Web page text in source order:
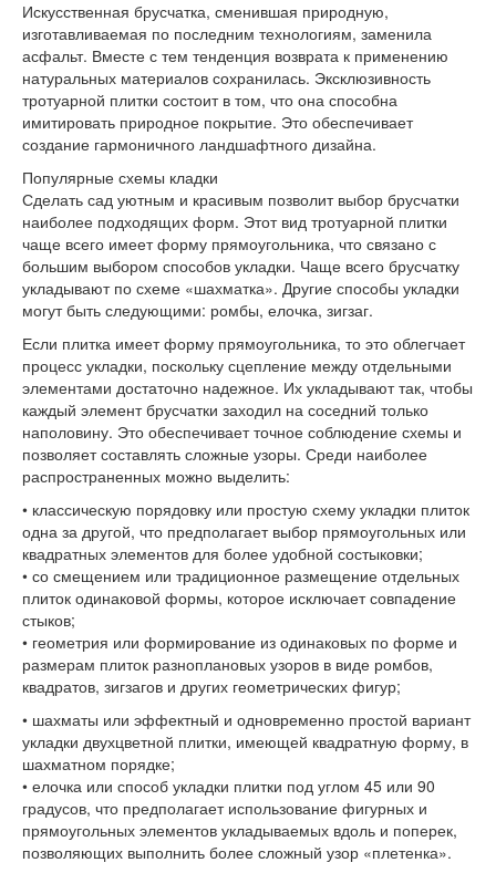
Искусственная брусчатка, сменившая природную,
изготавливаемая по последним технологиям, заменила
асфальт. Вместе с тем тенденция возврата к применению
натуральных материалов сохранилась. Эксклюзивность
тротуарной плитки состоит в том, что она способна
имитировать природное покрытие. Это обеспечивает
создание гармоничного ландшафтного дизайна.
Популярные схемы кладки
Сделать сад уютным и красивым позволит выбор брусчатки
наиболее подходящих форм. Этот вид тротуарной плитки
чаще всего имеет форму прямоугольника, что связано с
большим выбором способов укладки. Чаще всего брусчатку
укладывают по схеме «шахматка». Другие способы укладки
могут быть следующими: ромбы, елочка, зигзаг.
Если плитка имеет форму прямоугольника, то это облегчает
процесс укладки, поскольку сцепление между отдельными
элементами достаточно надежное. Их укладывают так, чтобы
каждый элемент брусчатки заходил на соседний только
наполовину. Это обеспечивает точное соблюдение схемы и
позволяет составлять сложные узоры. Среди наиболее
распространенных можно выделить:
• классическую порядовку или простую схему укладки плиток
одна за другой, что предполагает выбор прямоугольных или
квадратных элементов для более удобной состыковки;
• со смещением или традиционное размещение отдельных
плиток одинаковой формы, которое исключает совпадение
стыков;
• геометрия или формирование из одинаковых по форме и
размерам плиток разноплановых узоров в виде ромбов,
квадратов, зигзагов и других геометрических фигур;
• шахматы или эффектный и одновременно простой вариант
укладки двухцветной плитки, имеющей квадратную форму, в
шахматном порядке;
• елочка или способ укладки плитки под углом 45 или 90
градусов, что предполагает использование фигурных и
прямоугольных элементов укладываемых вдоль и поперек,
позволяющих выполнить более сложный узор «плетенка».